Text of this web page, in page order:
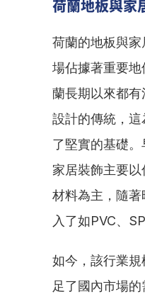
荷蘭地板與家
荷蘭的地板與
場佔據著重要
蘭長期以來都
設計的傳統，
了堅實的基礎
家居裝飾主要
材料為主，隨著
入了如PVC、
如今，該行業
足了國內市場